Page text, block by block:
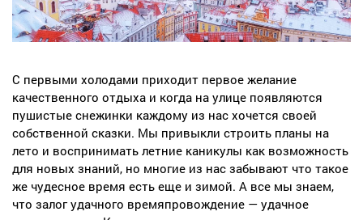
С первыми холодами приходит первое желание
качественного отдыха и когда на улице появляются
пушистые снежинки каждому из нас хочется своей
собственной сказки. Мы привыкли строить планы на
лето и воспринимать летние каникулы как возможность
для новых знаний, но многие из нас забывают что такое
же чудесное время есть еще и зимой. А все мы знаем,
что залог удачного времяпровождение — удачное